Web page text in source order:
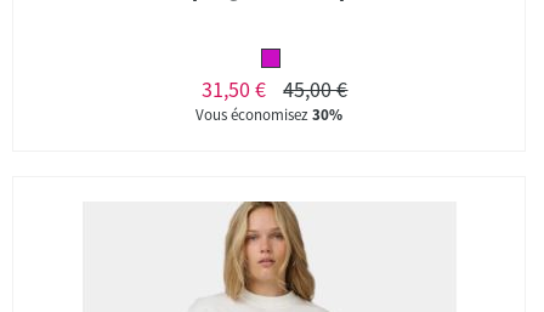
31,50 € 45,00 €
Vous économisez30%